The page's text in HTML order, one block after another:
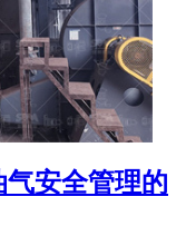
安全管理的